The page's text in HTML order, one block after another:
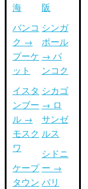
海
バンコ
ク →
プーケ
ット
イスタ
ンブー
ル →
モスク
ワ
ケープ
タウン
阪
シンガ
ポール
→ バ
ンコク
シカゴ
→ ロ
サンゼ
ルス
シドニ
ー →
バリ